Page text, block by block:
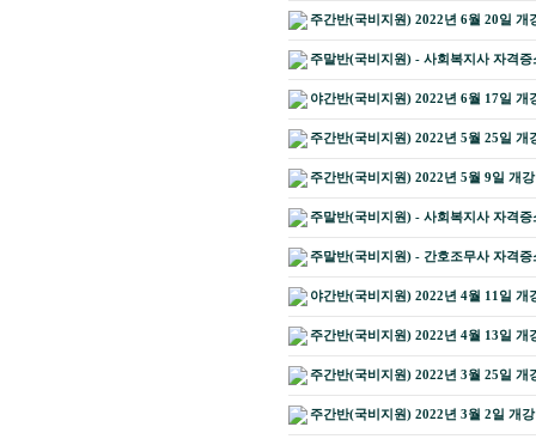
주간반(국비지원) 2022년 6월 20일 개
주말반(국비지원) - 사회복지사 자격
야간반(국비지원) 2022년 6월 17일 개
주간반(국비지원) 2022년 5월 25일 개
주간반(국비지원) 2022년 5월 9일 개
주말반(국비지원) - 사회복지사 자격
주말반(국비지원) - 간호조무사 자격
야간반(국비지원) 2022년 4월 11일 개
주간반(국비지원) 2022년 4월 13일 개
주간반(국비지원) 2022년 3월 25일 개
주간반(국비지원) 2022년 3월 2일 개